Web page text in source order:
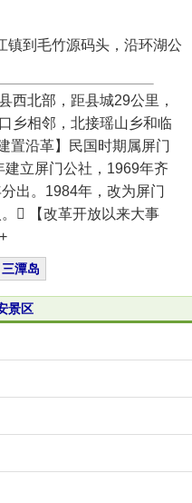
到毛竹源码头，沿环湖公
北部，距县城29公里，
乡相邻，北接瑶山乡和临
置沿革】民国时期属屏门
立屏门公社，1969年齐
出。1984年，改为屏门
 【改革开放以来大事
潭岛
景区